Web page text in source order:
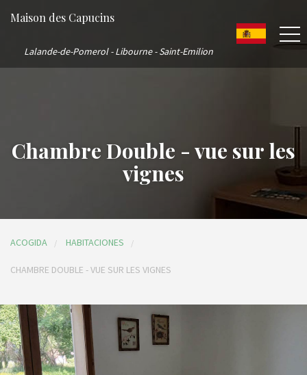
Maison des Capucins
Lalande-de-Pomerol - Libourne - Saint-Emilion
Chambre Double - vue sur les
vignes
ACOGIDA HABITACIONES
CHAMBRE DOUBLE - VUE SUR LES VIGNES